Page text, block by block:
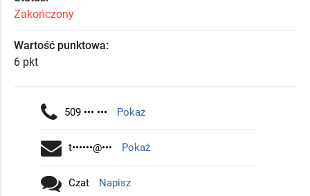
Zakończony
Wartość punktowa:
6 pkt
509 ••• ••• Pokaż
t••••••@••• Pokaż
Czat Napisz